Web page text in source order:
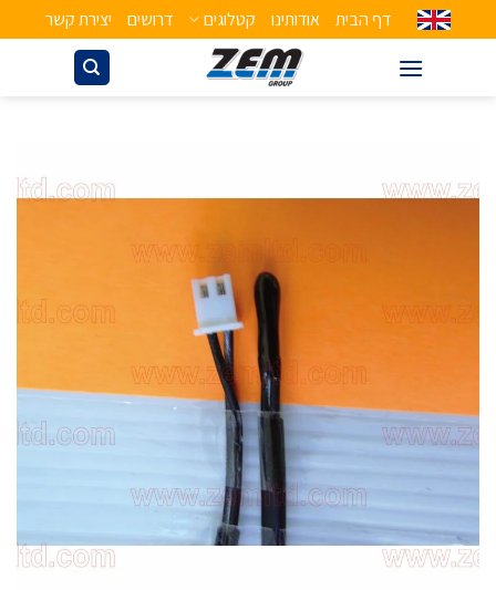
דף הבית אודותינו קטלוגים דרושים יצירת קשר